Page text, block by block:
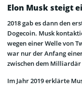
Elon Musk steigt
2018 gab es dann den
Dogecoin. Musk
wegen einer Welle von
war nur der Anfang
zwischen dem
Im Jahr 2019 erklärte